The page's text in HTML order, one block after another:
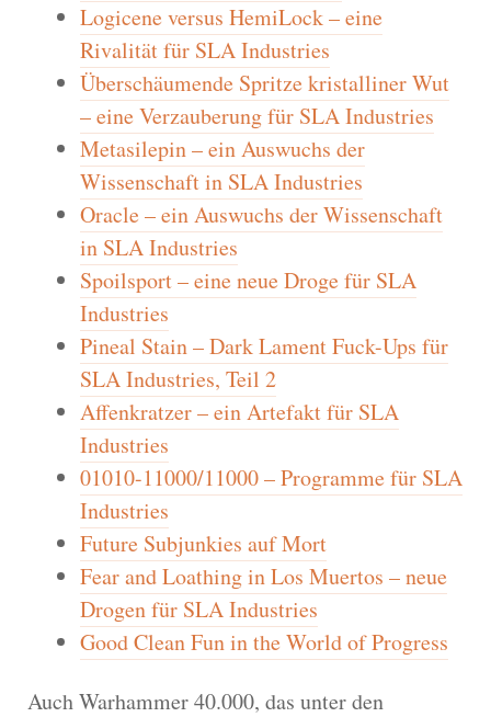
Logicene versus HemiLock – eine
Rivalität für SLA Industries
Überschäumende Spritze kristalliner Wut
– eine Verzauberung für SLA Industries
Metasilepin – ein Auswuchs der
Wissenschaft in SLA Industries
Oracle – ein Auswuchs der Wissenschaft
in SLA Industries
Spoilsport – eine neue Droge für SLA
Industries
Pineal Stain – Dark Lament Fuck-Ups für
SLA Industries, Teil 2
Affenkratzer – ein Artefakt für SLA
Industries
01010-11000/11000 – Programme für SLA
Industries
Future Subjunkies auf Mort
Fear and Loathing in Los Muertos – neue
Drogen für SLA Industries
Good Clean Fun in the World of Progress
Auch Warhammer 40.000, das unter den